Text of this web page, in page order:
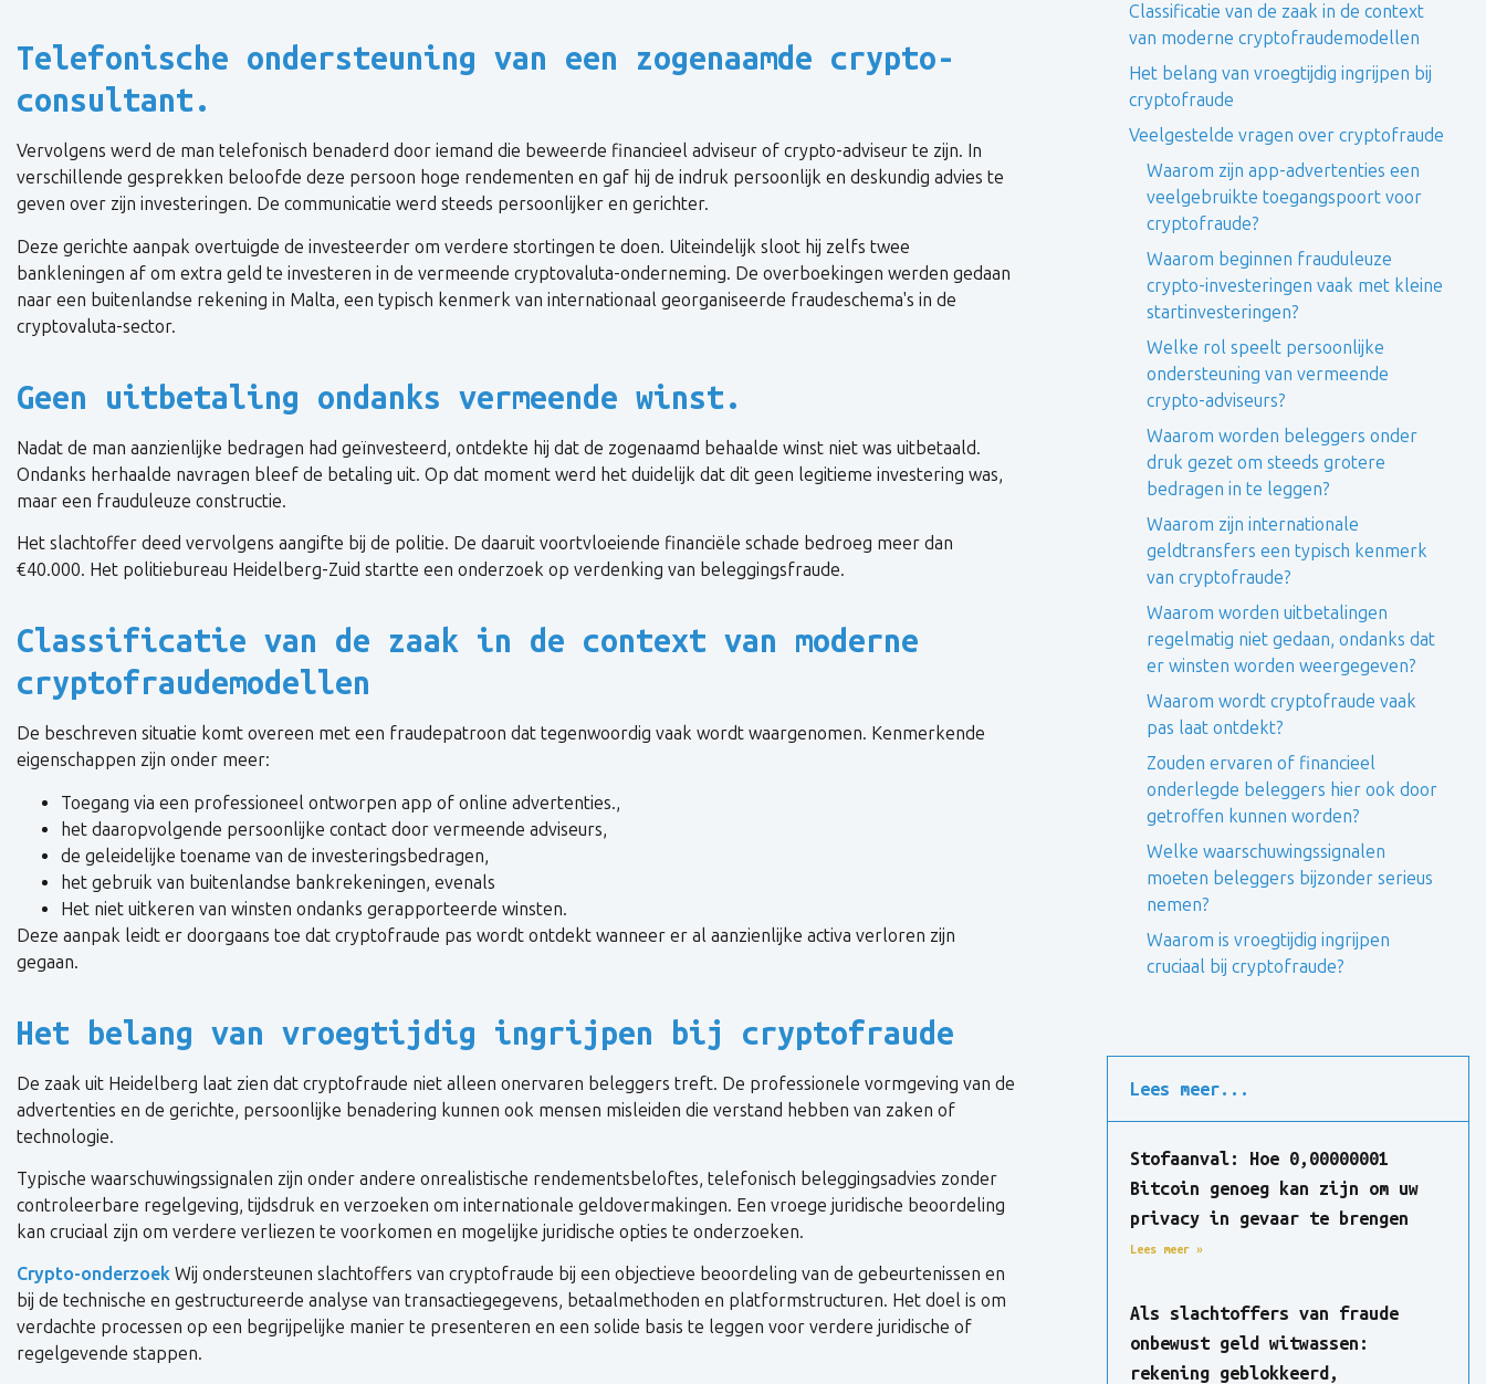
Telefonische ondersteuning van een zogenaamde crypto-
consultant.
Vervolgens werd de man telefonisch benaderd door iemand die beweerde financieel adviseur of crypto-adviseur te zijn. In
verschillende gesprekken beloofde deze persoon hoge rendementen en gaf hij de indruk persoonlijk en deskundig advies te
geven over zijn investeringen. De communicatie werd steeds persoonlijker en gerichter.
Deze gerichte aanpak overtuigde de investeerder om verdere stortingen te doen. Uiteindelijk sloot hij zelfs twee
bankleningen af om extra geld te investeren in de vermeende cryptovaluta-onderneming. De overboekingen werden gedaan
naar een buitenlandse rekening in Malta, een typisch kenmerk van internationaal georganiseerde fraudeschema's in de
cryptovaluta-sector.
Geen uitbetaling ondanks vermeende winst.
Nadat de man aanzienlijke bedragen had geïnvesteerd, ontdekte hij dat de zogenaamd behaalde winst niet was uitbetaald.
Ondanks herhaalde navragen bleef de betaling uit. Op dat moment werd het duidelijk dat dit geen legitieme investering was,
maar een frauduleuze constructie.
Het slachtoffer deed vervolgens aangifte bij de politie. De daaruit voortvloeiende financiële schade bedroeg meer dan
€40.000. Het politiebureau Heidelberg-Zuid startte een onderzoek op verdenking van beleggingsfraude.
Classificatie van de zaak in de context van moderne
cryptofraudemodellen
De beschreven situatie komt overeen met een fraudepatroon dat tegenwoordig vaak wordt waargenomen. Kenmerkende
eigenschappen zijn onder meer:
Toegang via een professioneel ontworpen app of online advertenties.,
het daaropvolgende persoonlijke contact door vermeende adviseurs,
de geleidelijke toename van de investeringsbedragen,
het gebruik van buitenlandse bankrekeningen, evenals
Het niet uitkeren van winsten ondanks gerapporteerde winsten.
Deze aanpak leidt er doorgaans toe dat cryptofraude pas wordt ontdekt wanneer er al aanzienlijke activa verloren zijn
gegaan.
Het belang van vroegtijdig ingrijpen bij cryptofraude
De zaak uit Heidelberg laat zien dat cryptofraude niet alleen onervaren beleggers treft. De professionele vormgeving van de
advertenties en de gerichte, persoonlijke benadering kunnen ook mensen misleiden die verstand hebben van zaken of
technologie.
Typische waarschuwingssignalen zijn onder andere onrealistische rendementsbeloftes, telefonisch beleggingsadvies zonder
controleerbare regelgeving, tijdsdruk en verzoeken om internationale geldovermakingen. Een vroege juridische beoordeling
kan cruciaal zijn om verdere verliezen te voorkomen en mogelijke juridische opties te onderzoeken.
Crypto-onderzoek Wij ondersteunen slachtoffers van cryptofraude bij een objectieve beoordeling van de gebeurtenissen en
bij de technische en gestructureerde analyse van transactiegegevens, betaalmethoden en platformstructuren. Het doel is om
verdachte processen op een begrijpelijke manier te presenteren en een solide basis te leggen voor verdere juridische of
regelgevende stappen.
Classificatie van de zaak in de context
van moderne cryptofraudemodellen
Het belang van vroegtijdig ingrijpen bij
cryptofraude
Veelgestelde vragen over cryptofraude
Waarom zijn app-advertenties een
veelgebruikte toegangspoort voor
cryptofraude?
Waarom beginnen frauduleuze
crypto-investeringen vaak met kleine
startinvesteringen?
Welke rol speelt persoonlijke
ondersteuning van vermeende
crypto-adviseurs?
Waarom worden beleggers onder
druk gezet om steeds grotere
bedragen in te leggen?
Waarom zijn internationale
geldtransfers een typisch kenmerk
van cryptofraude?
Waarom worden uitbetalingen
regelmatig niet gedaan, ondanks dat
er winsten worden weergegeven?
Waarom wordt cryptofraude vaak
pas laat ontdekt?
Zouden ervaren of financieel
onderlegde beleggers hier ook door
getroffen kunnen worden?
Welke waarschuwingssignalen
moeten beleggers bijzonder serieus
nemen?
Waarom is vroegtijdig ingrijpen
cruciaal bij cryptofraude?
Lees meer...
Stofaanval: Hoe 0,00000001
Bitcoin genoeg kan zijn om uw
privacy in gevaar te brengen
Lees meer »
Als slachtoffers van fraude
onbewust geld witwassen:
rekening geblokkeerd,